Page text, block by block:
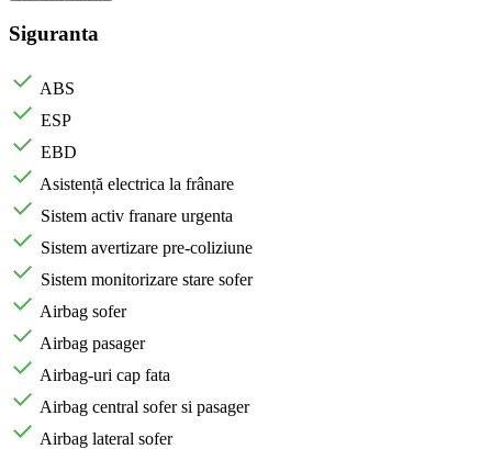
Siguranta
ABS
ESP
EBD
Asistență electrica la frânare
Sistem activ franare urgenta
Sistem avertizare pre-coliziune
Sistem monitorizare stare sofer
Airbag sofer
Airbag pasager
Airbag-uri cap fata
Airbag central sofer si pasager
Airbag lateral sofer